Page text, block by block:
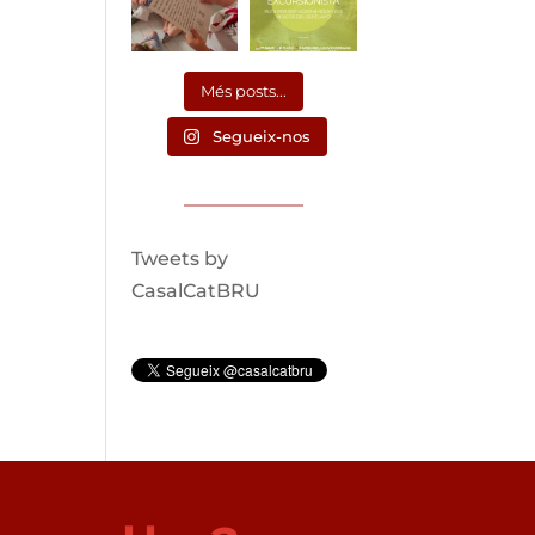
Més posts...
Segueix-nos
Tweets by
CasalCatBRU